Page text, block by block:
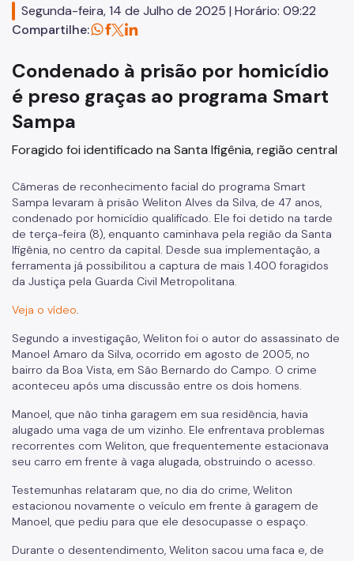
Defesa Civil Municipal
Legislação
Atas de RP
Imprensa
Segunda-feira, 14 de Julho de 2025 | Horário: 09:22
Compartilhe:
Condenado à prisão por homicídio
é preso graças ao programa Smart
Sampa
Foragido foi identificado na Santa Ifigênia, região central
Câmeras de reconhecimento facial do programa Smart
Sampa levaram à prisão Weliton Alves da Silva, de 47 anos,
condenado por homicídio qualificado. Ele foi detido na tarde
de terça-feira (8), enquanto caminhava pela região da Santa
Ifigênia, no centro da capital. Desde sua implementação, a
ferramenta já possibilitou a captura de mais 1.400 foragidos
da Justiça pela Guarda Civil Metropolitana.
Veja o vídeo.
Segundo a investigação, Weliton foi o autor do assassinato de
Manoel Amaro da Silva, ocorrido em agosto de 2005, no
bairro da Boa Vista, em São Bernardo do Campo. O crime
aconteceu após uma discussão entre os dois homens.
Manoel, que não tinha garagem em sua residência, havia
alugado uma vaga de um vizinho. Ele enfrentava problemas
recorrentes com Weliton, que frequentemente estacionava
seu carro em frente à vaga alugada, obstruindo o acesso.
Testemunhas relataram que, no dia do crime, Weliton
estacionou novamente o veículo em frente à garagem de
Manoel, que pediu para que ele desocupasse o espaço.
Durante o desentendimento, Weliton sacou uma faca e, de